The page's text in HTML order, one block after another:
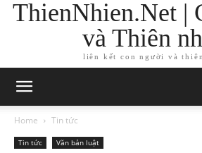
ThienNhien.Net |
và Thiên
liên kết con người và
Home Tin tức
Tin tức Văn bản luật